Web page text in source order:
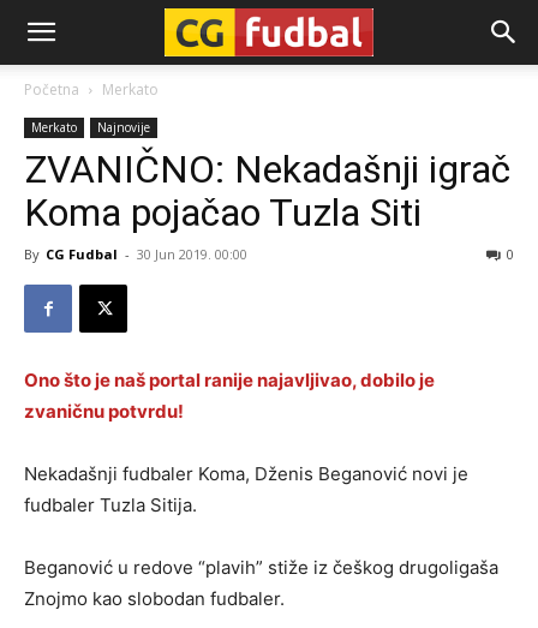
CG-
Fudbal
Početna Merkato
Merkato Najnovije
ZVANIČNO: Nekadašnji igrač
Koma pojačao Tuzla Siti
By CG Fudbal - 30 Jun 2019. 00:00 0
Ono što je naš portal ranije najavljivao, dobilo je
zvaničnu potvrdu!
Nekadašnji fudbaler Koma, Dženis Beganović novi je
fudbaler Tuzla Sitija.
Beganović u redove “plavih” stiže iz češkog drugoligaša
Znojmo kao slobodan fudbaler.